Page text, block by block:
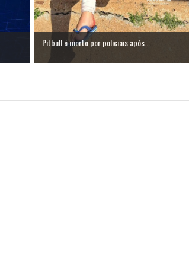
Pitbull é morto por policiais após...